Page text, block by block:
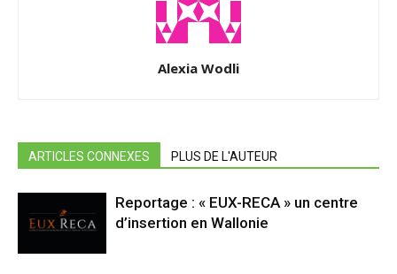
Alexia Wodli
ARTICLES CONNEXES PLUS DE L'AUTEUR
Reportage : « EUX-RECA » un centre
d’insertion en Wallonie